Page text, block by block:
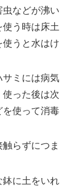
などが沸い
う時は床土
うと水はけ
ミには病気
った後は次
を使って消毒
らずにつま
に土をいれ